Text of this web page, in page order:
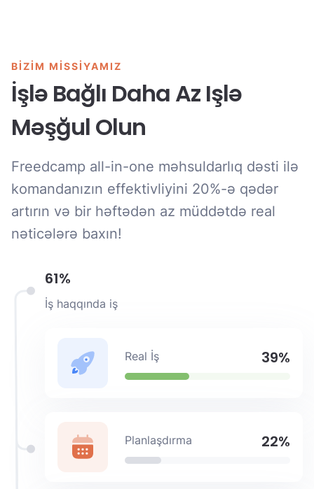
BIZIM MISSIYAMIZ
İşlə Bağlı Daha Az Işlə
Məşğul Olun
Freedcamp all-in-one məhsuldarlıq dəsti ilə
komandanızın effektivliyini 20%-ə qədər
artırın və bir həftədən az müddətdə real
nəticələrə baxın!
61%
İş haqqında iş
Real İş 39%
Planlaşdırma 22%